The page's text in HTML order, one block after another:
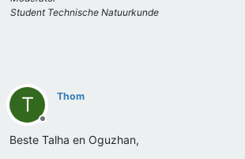
Student Technische Natuurkunde
T
Offline
Thom
Beste Talha en Oguzhan,